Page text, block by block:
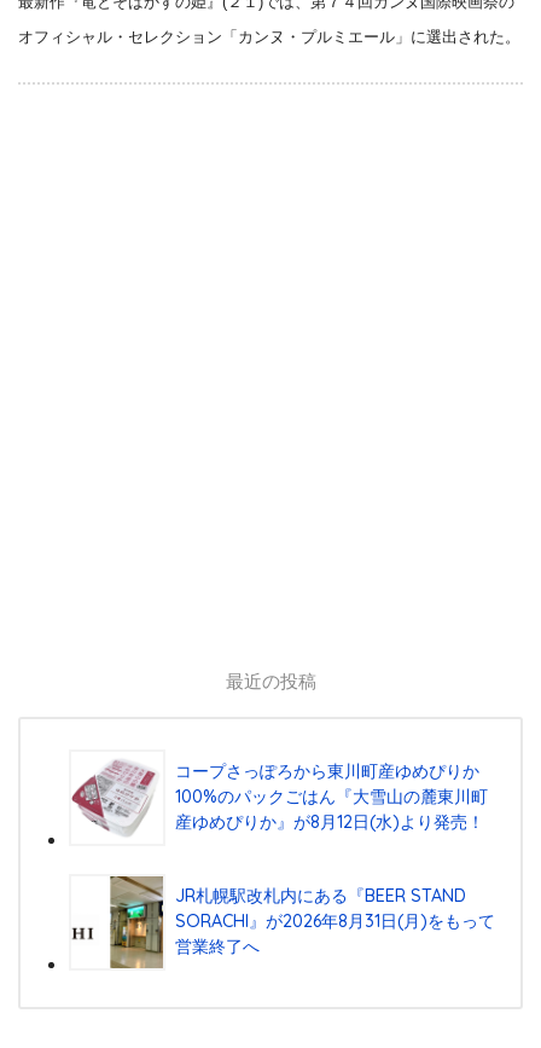
オフィシャル・セレクション「カンヌ・プルミエール」に選出された。
最近の投稿
コープさっぽろから東川町産ゆめぴりか
100%のパックごはん『⼤雪⼭の麓東川町
産ゆめぴりか』が8⽉12⽇(⽔)より発売！
JR札幌駅改札内にある『BEER STAND
SORACHI』が2026年8月31日(月)をもって
営業終了へ